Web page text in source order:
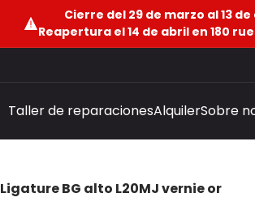
Cierre del 29 de marzo al 13
Reapertura el 14 de abril en 180
Taller de reparacionesAlquilerSobre
Ligature BG alto L20MJ vernie or